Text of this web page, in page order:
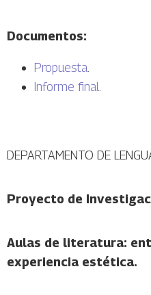
Documentos:
Propuesta
Informe final
DEPARTAMENTO DE
Proyecto de
Aulas de literatura:
experiencia estética.